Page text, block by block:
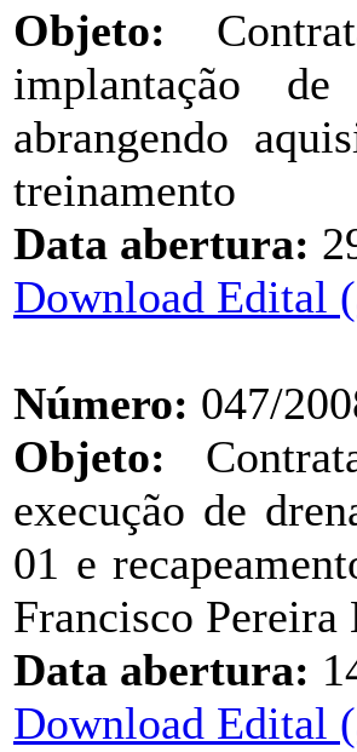
Objeto:
implantação
abrangendo
treinamento
Data abertura:
Download Edital
Número: 047/
Objeto:
execução de
01 e
Francisco
Data abertura:
Download Edital